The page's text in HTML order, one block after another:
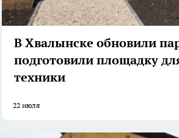
В Хвалынске обновили
подготовили площадку
техники
22 июля